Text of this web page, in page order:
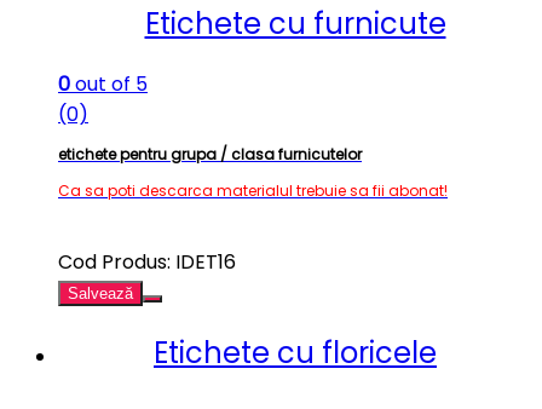
Etichete cu furnicute
0out of 5
(0)
etichete pentru grupa / clasa furnicutelor
Ca sa poti descarca materialul trebuie sa fii abonat!
Cod Produs: IDET16
Salvează
Etichete cu floricele